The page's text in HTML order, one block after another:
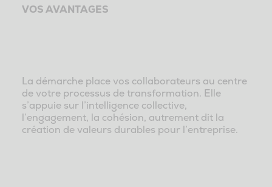
VOS AVANTAGES
La démarche place vos collaborateurs au centre
de votre processus de transformation. Elle
s’appuie sur l’intelligence collective,
l’engagement, la cohésion, autrement dit la
création de valeurs durables pour l’entreprise.